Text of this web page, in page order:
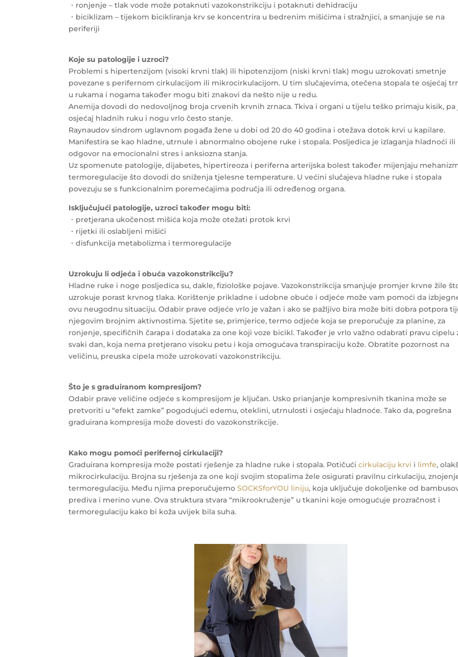
・ronjenje – tlak vode može potaknuti vazokonstrikciju i potaknuti dehidraciju
・biciklizam – tijekom bicikliranja krv se koncentrira u bedrenim mišićima i stražnjici, a smanjuje se na
periferiji
Koje su patologije i uzroci?
Problemi s hipertenzijom (visoki krvni tlak) ili hipotenzijom (niski krvni tlak) mogu uzrokovati smetnje
povezane s perifernom cirkulacijom ili mikrocirkulacijom. U tim slučajevima, otečena stopala te osjećaj
u rukama i nogama također mogu biti znakovi da nešto nije u redu.
Anemija dovodi do nedovoljnog broja crvenih krvnih zrnaca. Tkiva i organi u tijelu teško primaju kisik, pa
osjećaj hladnih ruku i nogu vrlo često stanje.
Raynaudov sindrom uglavnom pogađa žene u dobi od 20 do 40 godina i otežava dotok krvi u kapilare.
Manifestira se kao hladne, utrnule i abnormalno obojene ruke i stopala. Posljedica je izlaganja hladnoći ili
odgovor na emocionalni stres i anksiozna stanja.
Uz spomenute patologije, dijabetes, hipertireoza i periferna arterijska bolest također mijenjaju
termoregulacije što dovodi do sniženja tjelesne temperature. U većini slučajeva hladne ruke i stopala
povezuju se s funkcionalnim poremećajima područja ili određenog organa.
Isključujući patologije, uzroci također mogu biti:
・pretjerana ukočenost mišića koja može otežati protok krvi
・rijetki ili oslabljeni mišići
・disfunkcija metabolizma i termoregulacije
Uzrokuju li odjeća i obuća vazokonstrikciju?
Hladne ruke i noge posljedica su, dakle, fiziološke pojave. Vazokonstrikcija smanjuje promjer krvne žile
uzrokuje porast krvnog tlaka. Korištenje prikladne i udobne obuće i odjeće može vam pomoći da
ovu neugodnu situaciju. Odabir prave odjeće vrlo je važan i ako se pažljivo bira može biti dobra potpora
njegovim brojnim aktivnostima. Sjetite se, primjerice, termo odjeće koja se preporučuje za planine, za
ronjenje, specifičnih čarapa i dodataka za one koji voze bicikl. Također je vrlo važno odabrati pravu cipelu
svaki dan, koja nema pretjerano visoku petu i koja omogućava transpiraciju kože. Obratite pozornost na
veličinu, preuska cipela može uzrokovati vazokonstrikciju.
Što je s graduiranom kompresijom?
Odabir prave veličine odjeće s kompresijom je ključan. Usko prianjanje kompresivnih tkanina može se
pretvoriti u “efekt zamke” pogodujući edemu, oteklini, utrnulosti i osjećaju hladnoće. Tako da, pogrešna
graduirana kompresija može dovesti do vazokonstrikcije.
Kako mogu pomoći perifernoj cirkulaciji?
Graduirana kompresija može postati rješenje za hladne ruke i stopala. Potičućicirkulaciju krvi i limfe,
mikrocirkulaciju. Brojna su rješenja za one koji svojim stopalima žele osigurati pravilnu cirkulaciju,
termoregulaciju. Među njima preporučujemoSOCKSforYOU liniju, koja uključuje dokoljenke od
prediva i merino vune. Ova struktura stvara “mikrookruženje” u tkanini koje omogućuje prozračnost i
termoregulaciju kako bi koža uvijek bila suha.